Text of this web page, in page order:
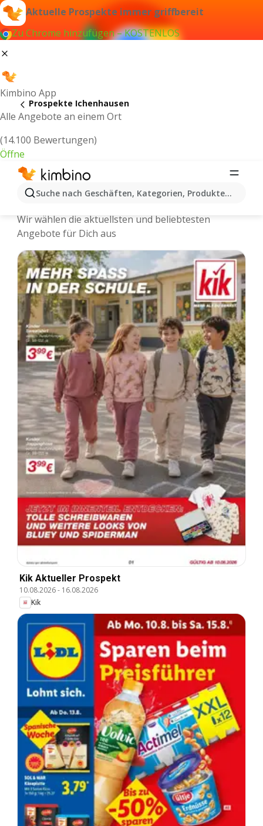
Aktuelle Prospekte immer griffbereit
Zu Chrome hinzufügen – KOSTENLOS
Kimbino App
Alle Angebote an einem Ort
(14.100 Bewertungen)
Öffne
Suche nach Geschäften, Kategorien, Produkten...
Prospekte Ichenhausen
Ichenhausen - Neuste Prospekte und
Wir wählen die aktuellsten und beliebtesten
Angebote für Dich aus
Kik Aktueller Prospekt
10.08.2026- 16.08.2026
Kik